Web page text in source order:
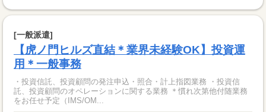
[一般派遣]
【虎ノ門ヒルズ直結＊業界未経験OK】投資運
用＊一般事務
・投資信託、投資顧問の発注申込・照合・計上指図業務 ・投資信
託、投資顧問のオペレーションに関する業務 ＊慣れ次第他付随業務
をお任せ予定（IMS/OM...